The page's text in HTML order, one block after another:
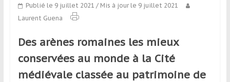
aux
voyageurs
ou
réguliers,
pratiquants,
Publié le 9 juillet 2021 / Mis à jour le 9 juillet 2021
Laurent Guena
Des arènes romaines les mieux
conservées au monde à la Cité
médiévale classée au patrimoine de